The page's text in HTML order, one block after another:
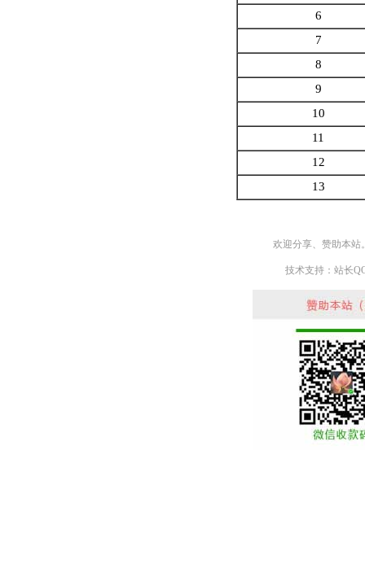
6
7
8
9
10
11
12
13
欢迎分享、赞助本站
技术支持：站长